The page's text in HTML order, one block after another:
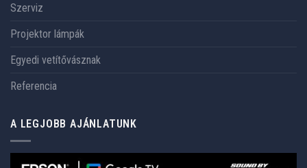
Szerviz
Projektor lámpák
Egyedi vetítővásznak
Referencia
A LEGJOBB AJÁNLATUNK